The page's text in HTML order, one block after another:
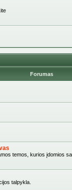
Forumas
temos, kurios įdomios
talpykla.